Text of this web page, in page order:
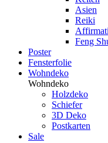
Asien
Reiki
Feng
Poster
Fensterfolie
Wohndeko
Wohndeko
Holzdeko
Schiefer
3D Deko
Postkarten
Sale